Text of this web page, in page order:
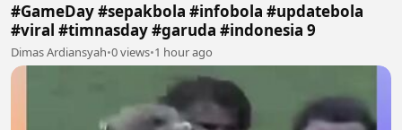
#GameDay #sepakbola #infobola #updatebola
#viral #timnasday #garuda #indonesia 9
Dimas Ardiansyah•0 views•1 hour ago